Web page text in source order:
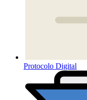
Protocolo Digital